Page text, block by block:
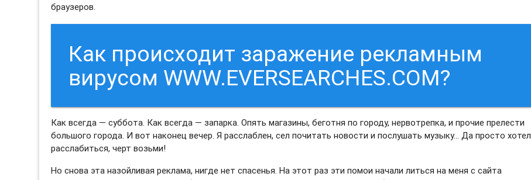
браузеров.
Как происходит заражение рекламным
вирусом WWW.EVERSEARCHES.COM?
Как всегда — суббота. Как всегда — запарка. Опять магазины, беготня по городу, нервотрепка, и прочие прелести
большого города. И вот наконец вечер. Я расслаблен, сел почитать новости и послушать музыку… Да просто хотел
расслабиться, черт возьми!
Но снова эта назойливая реклама, нигде нет спасенья. На этот раз эти помои начали литься на меня с сайта